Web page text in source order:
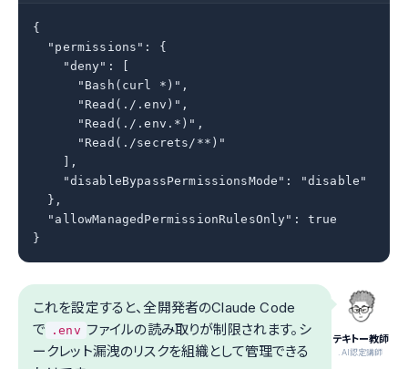
{
  "permissions": {
    "deny": [
      "Bash(curl *)",
      "Read(./.env)",
      "Read(./.env.*)",
      "Read(./secrets/**)"
    ],
    "disableBypassPermissionsMode": "disable"
  },
  "allowManagedPermissionRulesOnly": true
}
テキトー教師
.AI認定講師
これを設定すると、全開発者のClaude Code
で
.env ファイルの読み取りが制限されます。シ
ークレット漏洩のリスクを組織として管理できる